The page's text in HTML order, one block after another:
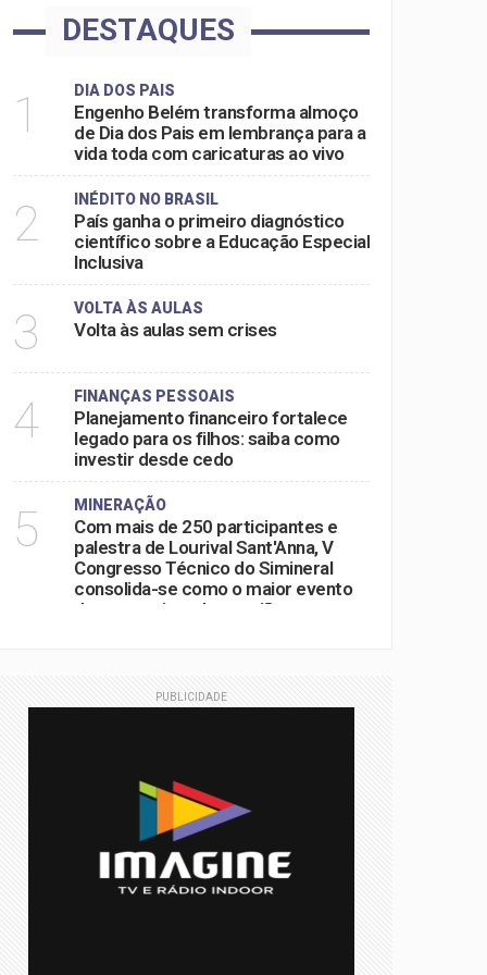
DESTAQUES
1 DIA DOS PAIS
Engenho Belém transforma almoço
de Dia dos Pais em lembrança para a
vida toda com caricaturas ao vivo
2 INÉDITO NO BRASIL
País ganha o primeiro diagnóstico
científico sobre a Educação Especial
Inclusiva
3 VOLTA ÀS AULAS
Volta às aulas sem crises
4 FINANÇAS PESSOAIS
Planejamento financeiro fortalece
legado para os filhos: saiba como
investir desde cedo
5 MINERAÇÃO
Com mais de 250 participantes e
palestra de Lourival Sant'Anna, V
Congresso Técnico do Simineral
consolida-se como o maior evento
do setor mineral na região
PUBLICIDADE